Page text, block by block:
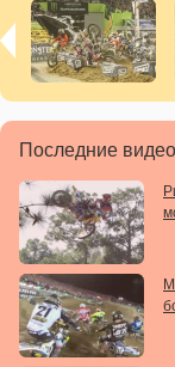
Последние видео